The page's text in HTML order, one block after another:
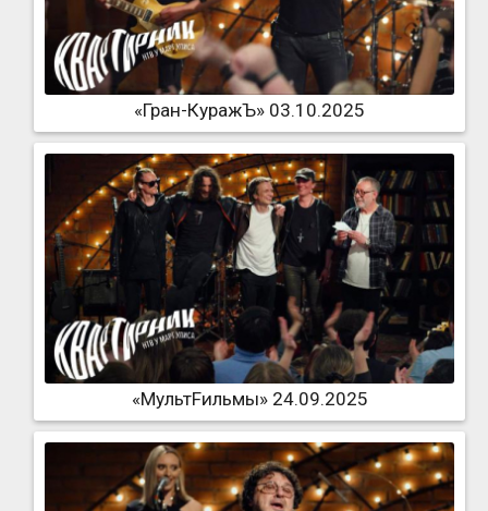
«Гран-КуражЪ» 03.10.2025
«МультFильмы» 24.09.2025